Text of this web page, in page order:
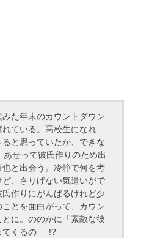
た年末のカウントダウン
ている。高校生になれ
と思っていたが、できな
せって彼氏作りのため出
と出会う。冷静で何を考
、さりげない気遣いがで
作りにがんばるけれど少
とを面白がって、カウン
とに。ののかに「素敵な彼
てくるの──!?